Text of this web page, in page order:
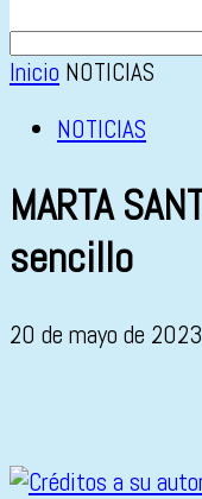
Inicio NOTICIAS
NOTICIAS
MARTA
sencillo
20 de mayo de 2023